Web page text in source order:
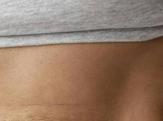
韓式Q-Facial：肌膚的魔法之旅
在護膚的海洋中，韓國的Q-Facial療程宛如
顆璀璨的明珠，吸引著無數渴望美麗的心靈
這不僅是一個療程，而是一場肌膚的盛宴，
自韓國的奇蹟產品，為甚麼它能贏得眾人的
睞。 為何選擇韓式Q-Facial？ 1. 科技與美的
完美結合...